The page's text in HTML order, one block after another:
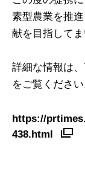
素型農業を推
献を目指してま
詳細な情報は
をご覧ください
https://
438.html